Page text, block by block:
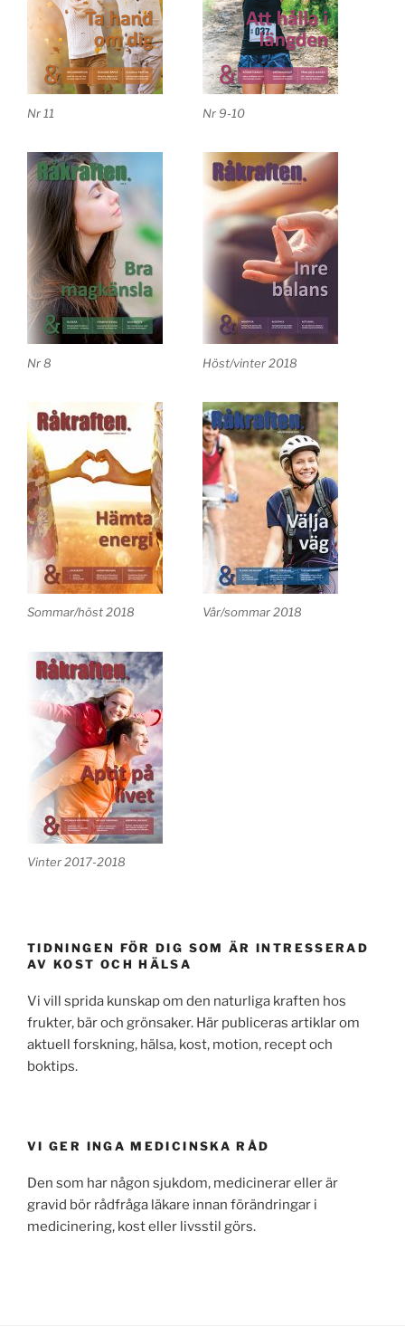
Nr 11 Nr 9-10
Nr 8 Höst/vinter 2018
Sommar/höst 2018 Vår/sommar 2018
Vinter 2017-2018
TIDNINGEN FÖR DIG SOM ÄR INTRESSERAD
AV KOST OCH HÄLSA
Vi vill sprida kunskap om den naturliga kraften hos
frukter, bär och grönsaker. Här publiceras artiklar om
aktuell forskning, hälsa, kost, motion, recept och
boktips.
VI GER INGA MEDICINSKA RÅD
Den som har någon sjukdom, medicinerar eller är
gravid bör rådfråga läkare innan förändringar i
medicinering, kost eller livsstil görs.